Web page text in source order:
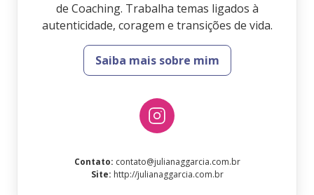
de Coaching. Trabalha temas ligados à
autenticidade, coragem e transições de vida.
Saiba mais sobre mim
Contato: contato@julianaggarcia.com.br
Site: http://julianaggarcia.com.br